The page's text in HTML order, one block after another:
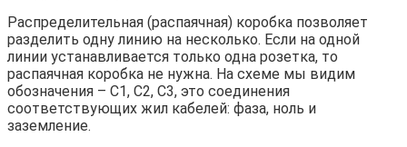
Распределительная (распаячная) коробка позволяет
разделить одну линию на несколько. Если на одной
линии устанавливается только одна розетка, то
распаячная коробка не нужна. На схеме мы видим
обозначения – С1, С2, С3, это соединения
соответствующих жил кабелей: фаза, ноль и
заземление.